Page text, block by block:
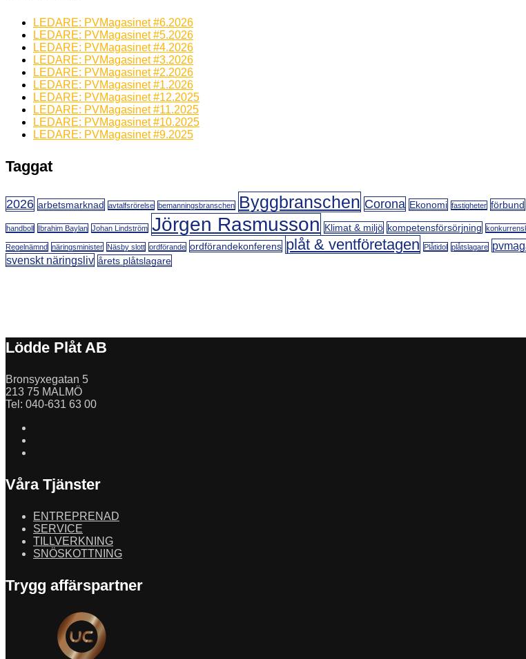
LEDARE: PVMagasinet #6.2026
LEDARE: PVMagasinet #5.2026
LEDARE: PVMagasinet #4.2026
LEDARE: PVMagasinet #3.2026
LEDARE: PVMagasinet #2.2026
LEDARE: PVMagasinet #1.2026
LEDARE: PVMagasinet #12.2025
LEDARE: PVMagasinet #11.2025
LEDARE: PVMagasinet #10.2025
LEDARE: PVMagasinet #9.2025
Taggat
2026 arbetsmarknad avtalfsrörelse bemanningsbranschen Byggbranschen Corona Ekonomi fastigheter förbund
handboll Ibrahim Baylan Johan Lindström Jörgen Rasmusson Klimat & miljö kompetensförsörjning
Regelnämnd näringsminister Näsby slott ordförande ordförandekonferens plåt & ventföretagen Plåtidol plåtslagare
svenskt näringsliv årets plåtslagare
Lödde Plåt AB
Bronsyxegatan 5
213 75 MALMÖ
Tel: 040-631 63 00
Våra Tjänster
ENTREPRENAD
SERVICE
TILLVERKNING
SNÖSKOTTNING
Trygg affärspartner